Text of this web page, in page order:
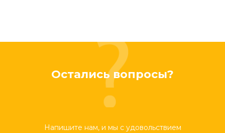
Остались вопросы?
Напишите нам, и мы с удовольствием